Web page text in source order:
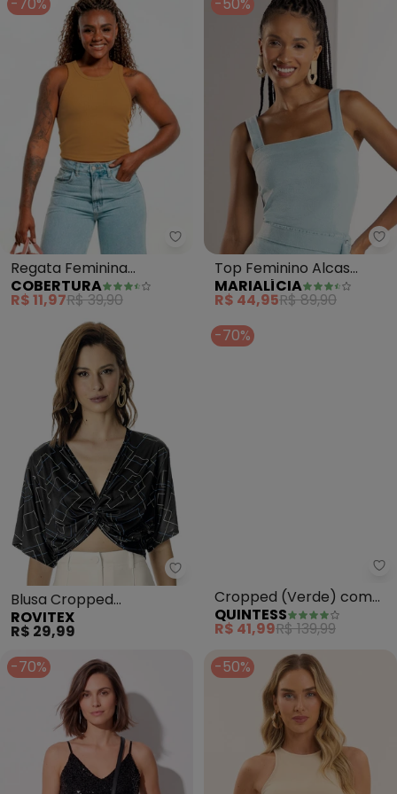
Regata Feminina
Cropped (Marrom)
COBERTURA
R$ 11,97R$ 39,90
Top Feminino Alcas
(Azul)
MARIALÍCIA
R$ 44,95R$ 89,90
Rovitex - Blusa Cropped
Blusa Cropped
Geometrica (Preta)
ROVITEX
R$ 29,99
-70%
Cropped (Verde) com
Manga Bufante
QUINTESS
R$ 41,99R$ 139,99
-70%
-50%